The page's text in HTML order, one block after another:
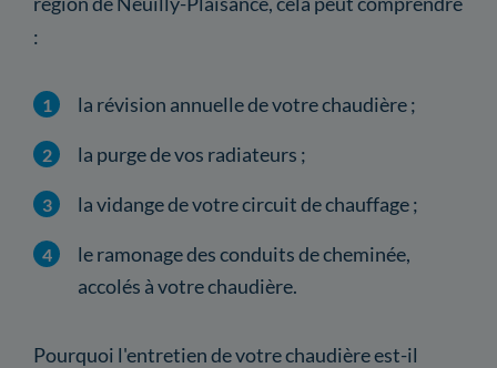
:
la révision annuelle de votre chaudière ;
la purge de vos radiateurs ;
la vidange de votre circuit de chauffage ;
le ramonage des conduits de cheminée,
accolés à votre chaudière.
Pourquoi l'entretien de votre chaudière est-il